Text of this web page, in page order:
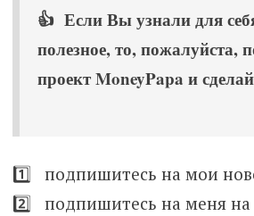
👍 Если Вы узнали для
полезное, то, пожалуйста,
проект MoneyPapa и
1️⃣ подпишитесь на мои
2️⃣ подпишитесь на меня на